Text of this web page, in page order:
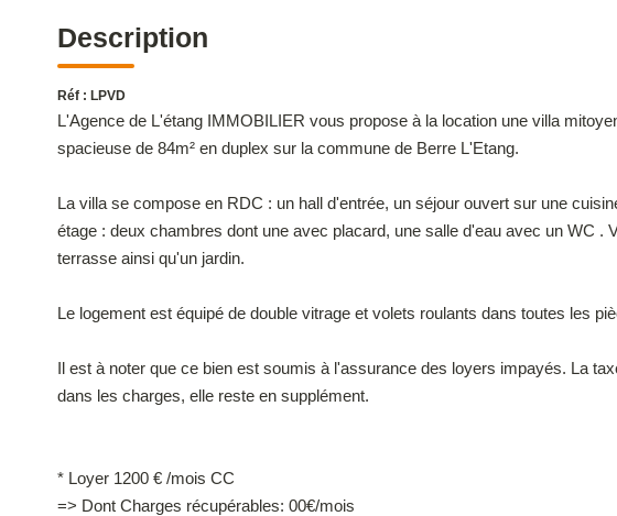
Description
Réf : LPVD
L'Agence de L'étang IMMOBILIER vous propose à la location une villa
spacieuse de 84m² en duplex sur la commune de Berre L'Etang.
La villa se compose en RDC : un hall d'entrée, un séjour ouvert sur une
étage : deux chambres dont une avec placard, une salle d'eau avec un WC .
terrasse ainsi qu'un jardin.
Le logement est équipé de double vitrage et volets roulants dans toutes les
Il est à noter que ce bien est soumis à l'assurance des loyers impayés. La
dans les charges, elle reste en supplément.
* Loyer 1200 € /mois CC
=> Dont Charges récupérables: 00€/mois